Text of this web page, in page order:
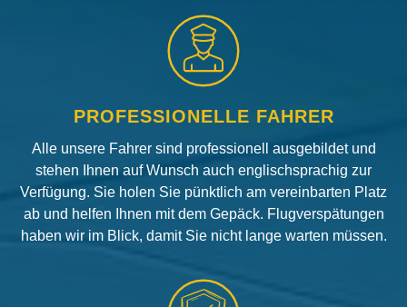
PROFESSIONELLE FAHRER
Alle unsere Fahrer sind professionell ausgebildet und
stehen Ihnen auf Wunsch auch englischsprachig zur
Verfügung. Sie holen Sie pünktlich am vereinbarten Platz
ab und helfen Ihnen mit dem Gepäck. Flugverspätungen
haben wir im Blick, damit Sie nicht lange warten müssen.